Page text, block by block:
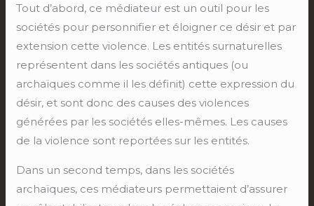
Tout d’abord, ce médiateur est un outil pour les
sociétés pour personnifier et éloigner ce désir et par
extension cette violence. Les entités surnaturelles
représentent dans les sociétés antiques (ou
archaïques comme il les définit) cette expression du
désir, et sont donc des causes des violences
générées par les sociétés elles-mêmes. Les causes
de la violence sont reportées sur les entités.
Dans un second temps, dans les sociétés
archaïques, ces médiateurs permettaient d’assurer